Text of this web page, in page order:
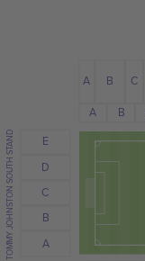
A
B
C
D
E
A B
A B C
TOMMY JOHNSTON SOUTH STAND